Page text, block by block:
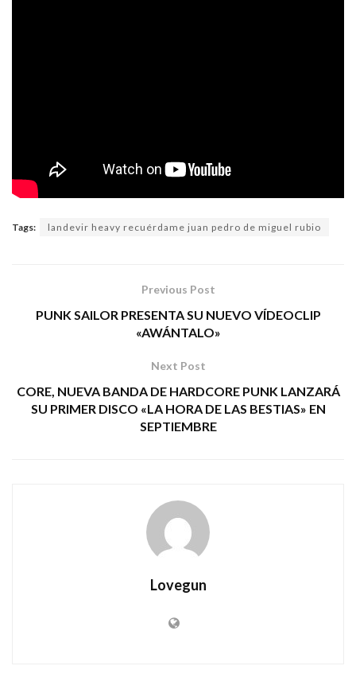
Tags: landevir heavy recuérdame juan pedro de miguel rubio
Previous Post
PUNK SAILOR PRESENTA SU NUEVO VÍDEOCLIP
«AWÁNTALO»
Next Post
CORE, NUEVA BANDA DE HARDCORE PUNK LANZARÁ
SU PRIMER DISCO «LA HORA DE LAS BESTIAS» EN
SEPTIEMBRE
Lovegun